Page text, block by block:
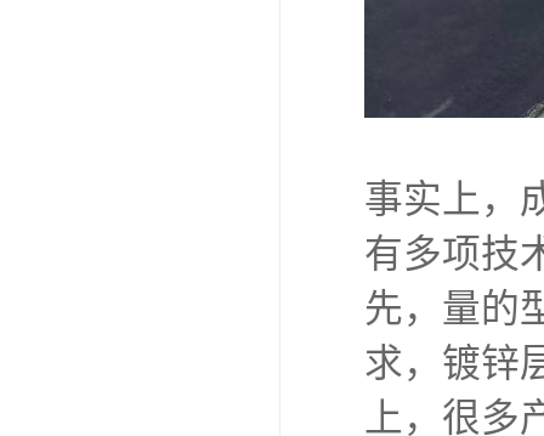
事实上，
有多项技
先，量的
求，镀锌
上，很